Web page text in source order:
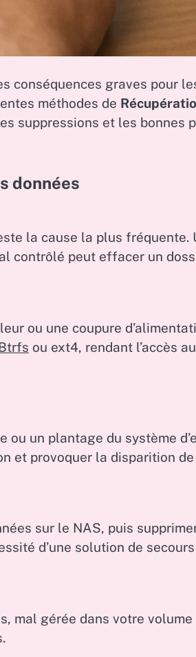
conséquences graves pour
méthodes de
suppressions et les bonnes
données
la cause la plus fréquente.
contrôlé peut effacer un
ou une coupure
ou ext4, rendant l’accès
ou un plantage du système
et provoquer la disparition
sur le NAS, puis
d’une solution de
mal gérée dans votre volume